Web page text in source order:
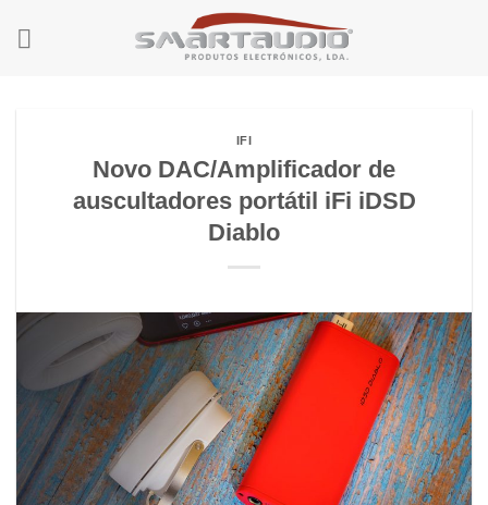
IFI
Novo DAC/Amplificador de
auscultadores portátil iFi iDSD
Diablo